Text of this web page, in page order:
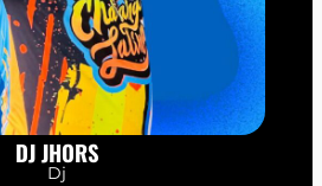
DJ JHORS
Dj